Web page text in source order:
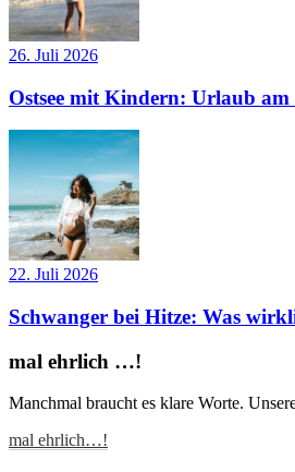
26. Juli 2026
Ostsee mit Kindern: Urlaub am
22. Juli 2026
Schwanger bei Hitze: Was
mal ehrlich …!
Manchmal braucht es klare Worte.
mal ehrlich…!